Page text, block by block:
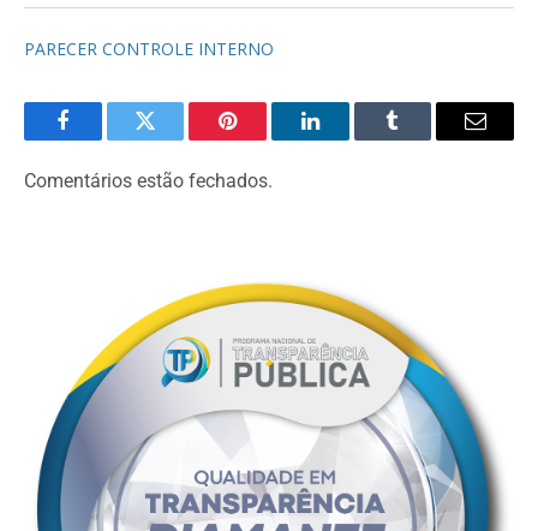
PARECER CONTROLE INTERNO
FacebookTwitter Pinterest LinkedInTumblr Email
Comentários estão fechados.